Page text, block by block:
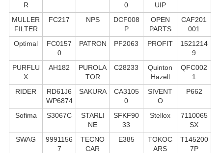
R
0
UIP
MULLER
FILTER
FC217 NPS
DCF008
P
OPEN
PARTS
CAF201
001
Optimal
FC0157
0
PATRON PF2063 PROFIT
1521214
9
PURFLU
X
AH182
PUROLA
TOR
C28233
Quinton
Hazell
QFC002
1
RIDER
RD61J6
WP6874
SAKURA
CA3105
0
SIVENT
O
P662
Sofima S3067C
STARLI
NE
SFKF90
33
Stellox
7110065
SX
SWAG
9991156
7
TECNO
CAR
E385
TOKOC
ARS
T145200
7P